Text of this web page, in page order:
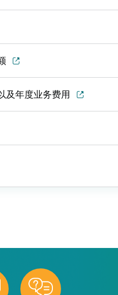
及年度业务费用